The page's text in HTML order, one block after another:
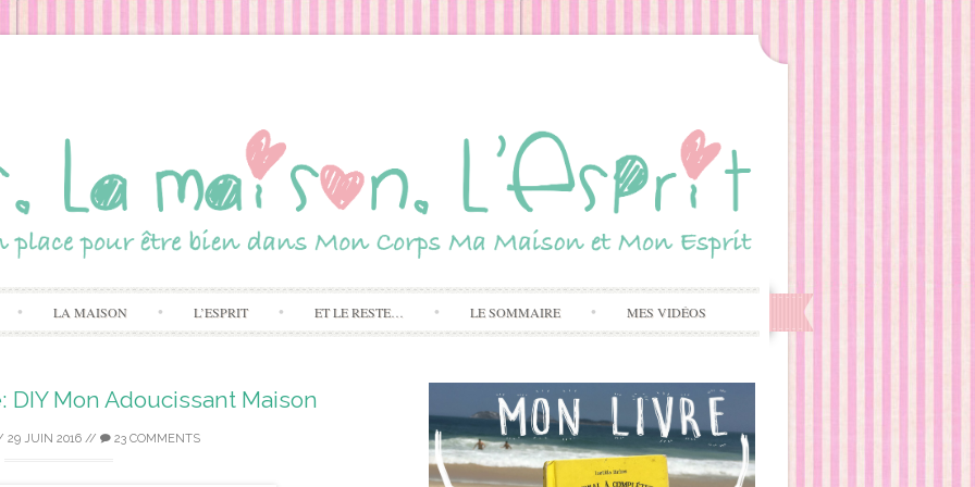
LA MAISON L’ESPRIT ET LE RESTE… LE SOMMAIRE MES VIDÉOS
Mon Adoucissant Maison
29 JUIN 2016// 23 COMMENTS